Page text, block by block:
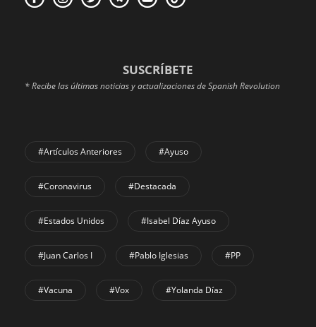
SUSCRÍBETE
* Recibe las últimas noticias y actualizaciones de Spanish Revolution
#Artículos Anteriores #Ayuso
#coronavirus #Destacada
#Estados Unidos #Isabel Díaz Ayuso
#Juan Carlos I #Pablo Iglesias #PP
#Vacuna #Vox #Yolanda Díaz